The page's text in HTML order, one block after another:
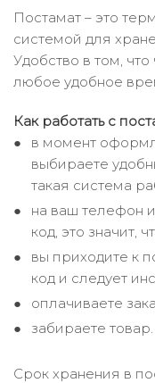
Постамат – это
системой для
Удобство в том,
любое удобное
Как работать с
в момент
выбираете
такая система
на ваш телефон
код, это значит,
вы приходите к
код и следует
оплачиваете
забираете товар.
Срок хранения в